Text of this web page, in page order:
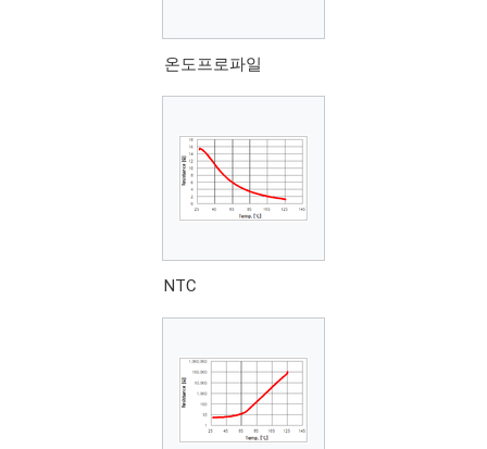
온도프로파일
NTC